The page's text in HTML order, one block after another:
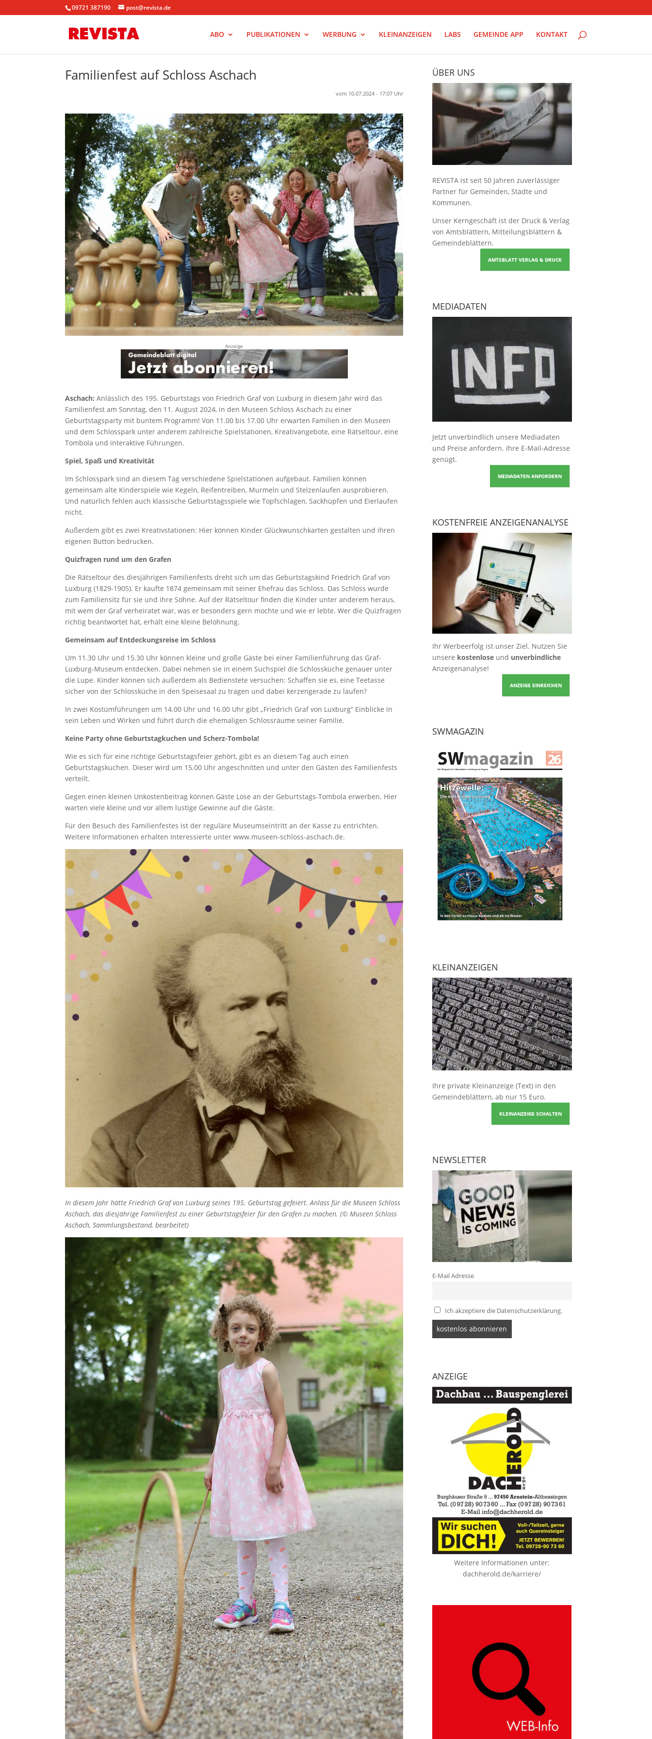
09721 387190 post@revista.de
ABO PUBLIKATIONEN WERBUNG KLEINANZEIGEN LABS GEMEINDE APP KONTAKT
Familienfest auf Schloss Aschach
vom 10.07.2024 - 17:07 Uhr
Anzeige
Aschach: Anlässlich des 195. Geburtstags von Friedrich Graf von Luxburg in diesem Jahr wird das
Familienfest am Sonntag, den 11. August 2024, in den Museen Schloss Aschach zu einer
Geburtstagsparty mit buntem Programm! Von 11.00 bis 17.00 Uhr erwarten Familien in den Museen
und dem Schlosspark unter anderem zahlreiche Spielstationen, Kreativangebote, eine Rätseltour, eine
Tombola und interaktive Führungen.
Spiel, Spaß und Kreativität
Im Schlosspark sind an diesem Tag verschiedene Spielstationen aufgebaut. Familien können
gemeinsam alte Kinderspiele wie Kegeln, Reifentreiben, Murmeln und Stelzenlaufen ausprobieren.
Und natürlich fehlen auch klassische Geburtstagsspiele wie Topfschlagen, Sackhüpfen und Eierlaufen
nicht.
Außerdem gibt es zwei Kreativstationen: Hier können Kinder Glückwunschkarten gestalten und ihren
eigenen Button bedrucken.
Quizfragen rund um den Grafen
Die Rätseltour des diesjährigen Familienfests dreht sich um das Geburtstagskind Friedrich Graf von
Luxburg (1829-1905). Er kaufte 1874 gemeinsam mit seiner Ehefrau das Schloss. Das Schloss wurde
zum Familiensitz für sie und ihre Söhne. Auf der Rätseltour finden die Kinder unter anderem heraus,
mit wem der Graf verheiratet war, was er besonders gern mochte und wie er lebte. Wer die Quizfragen
richtig beantwortet hat, erhält eine kleine Belohnung.
Gemeinsam auf Entdeckungsreise im Schloss
Um 11.30 Uhr und 15.30 Uhr können kleine und große Gäste bei einer Familienführung das Graf-
Luxburg-Museum entdecken. Dabei nehmen sie in einem Suchspiel die Schlossküche genauer unter
die Lupe. Kinder können sich außerdem als Bedienstete versuchen: Schaffen sie es, eine Teetasse
sicher von der Schlossküche in den Speisesaal zu tragen und dabei kerzengerade zu laufen?
In zwei Kostümführungen um 14.00 Uhr und 16.00 Uhr gibt „Friedrich Graf von Luxburg“ Einblicke in
sein Leben und Wirken und führt durch die ehemaligen Schlossräume seiner Familie.
Keine Party ohne Geburtstagkuchen und Scherz-Tombola!
Wie es sich für eine richtige Geburtstagsfeier gehört, gibt es an diesem Tag auch einen
Geburtstagskuchen. Dieser wird um 15.00 Uhr angeschnitten und unter den Gästen des Familienfests
verteilt.
Gegen einen kleinen Unkostenbeitrag können Gäste Lose an der Geburtstags-Tombola erwerben. Hier
warten viele kleine und vor allem lustige Gewinne auf die Gäste.
Für den Besuch des Familienfestes ist der reguläre Museumseintritt an der Kasse zu entrichten.
Weitere Informationen erhalten Interessierte unter www.museen-schloss-aschach.de.
In diesem Jahr hätte Friedrich Graf von Luxburg seines 195. Geburtstag gefeiert. Anlass für die Museen Schloss
Aschach, das diesjährige Familienfest zu einer Geburtstagsfeier für den Grafen zu machen. (© Museen Schloss
Aschach, Sammlungsbestand, bearbeitet)
ÜBER UNS
REVISTA ist seit 50 Jahren zuverlässiger
Partner für Gemeinden, Städte und
Kommunen.
Unser Kerngeschäft ist der Druck & Verlag
von Amtsblättern, Mitteilungsblättern &
Gemeindeblättern.
AMTSBLATT VERLAG & DRUCK
MEDIADATEN
Jetzt unverbindlich unsere Mediadaten
und Preise anfordern. Ihre E-Mail-Adresse
genügt.
MEDIADATEN ANFORDERN
KOSTENFREIE ANZEIGENANALYSE
Ihr Werbeerfolg ist unser Ziel. Nutzen Sie
unsere kostenloseund unverbindliche
Anzeigenanalyse!
ANZEIGE EINREICHEN
SWMAGAZIN
KLEINANZEIGEN
Ihre private Kleinanzeige (Text) in den
Gemeindeblättern, ab nur 15 Euro.
KLEINANZEIGE SCHALTEN
NEWSLETTER
E-Mail Adresse
Ich akzeptiere die Datenschutzerklärung.
ANZEIGE
Weitere Informationen unter:
dachherold.de/karriere/